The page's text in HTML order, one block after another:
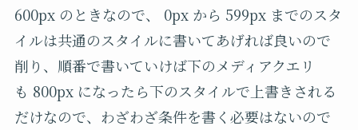
600px のときなので、 0px から 599px までのスタ
イルは共通のスタイルに書いてあげれば良いので
削り、順番で書いていけば下のメディアクエリ
も 800px になったら下のスタイルで上書きされる
だけなので、わざわざ条件を書く必要はないので